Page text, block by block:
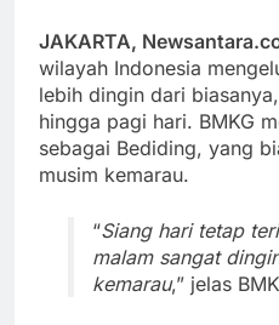
JAKARTA,
wilayah Indonesia
lebih dingin dari
hingga pagi hari. BMKG
sebagai Bediding, yang
musim kemarau.
“Siang hari tetap
malam sangat
kemarau,” jelas